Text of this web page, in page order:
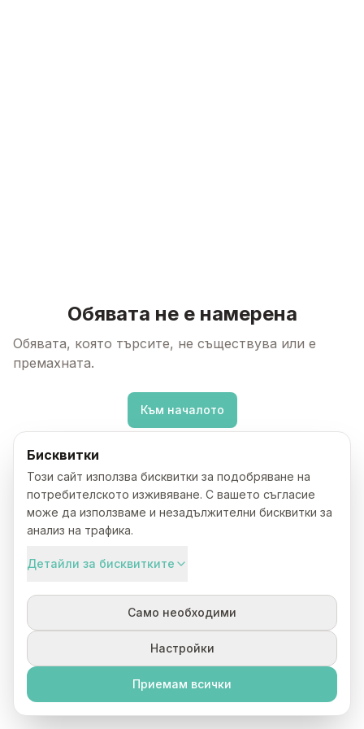
Обявата не е намерена
Обявата, която търсите, не съществува или е
премахната.
Към началото
Бисквитки
Този сайт използва бисквитки за подобряване на
потребителското изживяване. С вашето съгласие
може да използваме и незадължителни бисквитки за
анализ на трафика.
Детайли за бисквитките
Само необходими
Настройки
Приемам всички